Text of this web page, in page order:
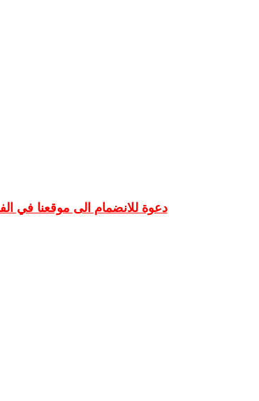
دعوة للانضمام الى موقعنا في